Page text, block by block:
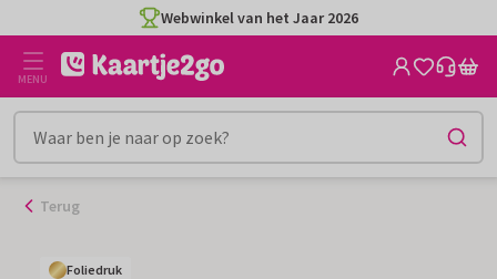
naar
inhoud
Webwinkel van het Jaar 2026
MENU
Terug
Foliedruk
Foliedruk
Foliedruk
Foliedruk
Foliedruk